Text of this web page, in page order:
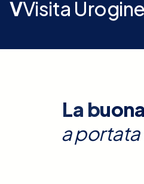
VVisita
La
a portata